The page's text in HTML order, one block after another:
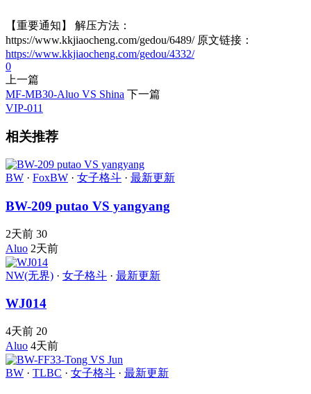
【重要通知】 解压方法：
https://www.kkjiaocheng.com/gedou/6489/ 原文链接：
https://www.kkjiaocheng.com/gedou/4332/
0
上一篇
MF-MB30-Aluo VS Shina 下一篇
VIP-011
相关推荐
BW · FoxBW · 女子格斗 · 最新更新
BW-209 putao VS yangyang
2天前 30
Aluo 2天前
NW(无界) · 女子格斗 · 最新更新
WJ014
4天前 20
Aluo 4天前
BW · TLBC · 女子格斗 · 最新更新